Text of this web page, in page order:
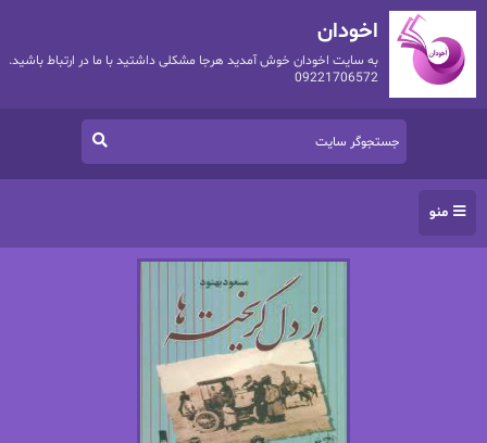
اخودان
به سایت اخودان خوش آمدید هرجا مشکلی داشتید با ما در ارتباط باشید.
09221706572
منو